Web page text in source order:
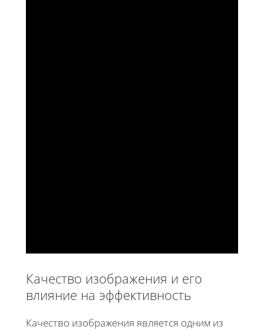
Качество изображения и его
влияние на эффективность
Качество изображения является одним из